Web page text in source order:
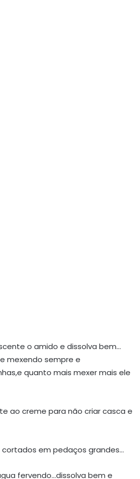
o amido e dissolva bem…
mexendo sempre e
quanto mais mexer mais ele
ao creme para não criar casca e
cortados em pedaços grandes…
fervendo…dissolva bem e